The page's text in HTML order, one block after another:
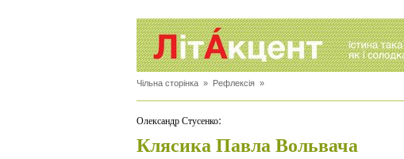
Чільна сторінка » Рефлексія »
Олександр Стусенко:
Клясика Павла Вольвача